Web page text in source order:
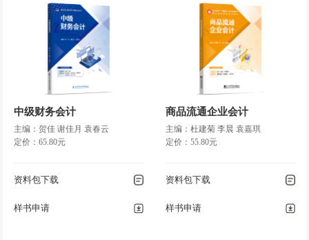
会计凭证
◎第一节 会计凭证概述
◎第二节 原始凭证
◎第三节 记账凭证
◎第四节 会计凭证的传递和保管
第七章 会计账簿
◎第一节 会计账簿概述
◎第三节 会计账簿的格式和登记方法
中级财务会计
主编：贺佳 谢佳月 袁春云
定价：65.80元
资料包下载
样书申请
商品流通企业会计
主编：杜建菊 李晨 袁嘉琪
定价：55.80元
资料包下载
样书申请